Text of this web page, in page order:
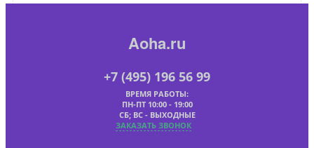
Aoha.ru
+7 (495) 196 56 99
ВРЕМЯ РАБОТЫ:
ПН-ПТ 10:00 - 19:00
СБ; ВС - ВЫХОДНЫЕ
ЗАКАЗАТЬ ЗВОНОК